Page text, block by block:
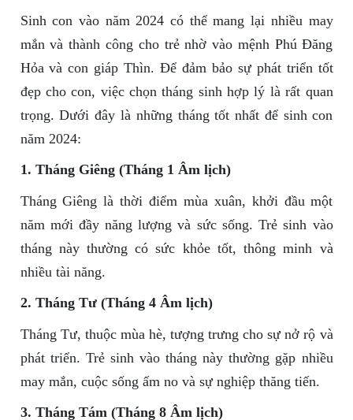
Sinh con vào năm 2024 có thể mang lại nhiều may
mắn và thành công cho trẻ nhờ vào mệnh Phú Đăng
Hỏa và con giáp Thìn. Để đảm bảo sự phát triển tốt
đẹp cho con, việc chọn tháng sinh hợp lý là rất quan
trọng. Dưới đây là những tháng tốt nhất để sinh con
năm 2024:
1. Tháng Giêng (Tháng 1 Âm lịch)
Tháng Giêng là thời điểm mùa xuân, khởi đầu một
năm mới đầy năng lượng và sức sống. Trẻ sinh vào
tháng này thường có sức khỏe tốt, thông minh và
nhiều tài năng.
2. Tháng Tư (Tháng 4 Âm lịch)
Tháng Tư, thuộc mùa hè, tượng trưng cho sự nở rộ và
phát triển. Trẻ sinh vào tháng này thường gặp nhiều
may mắn, cuộc sống ấm no và sự nghiệp thăng tiến.
3. Tháng Tám (Tháng 8 Âm lịch)